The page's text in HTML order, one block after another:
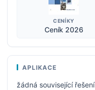
CENÍKY
Ceník 2026
APLIKACE
žádná související řešení